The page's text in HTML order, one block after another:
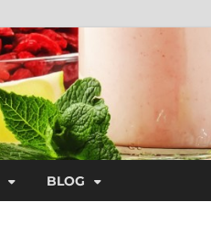
BLOG